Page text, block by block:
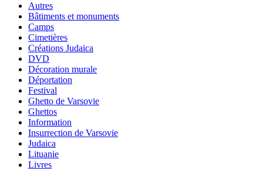
Autres
Bâtiments et monuments
Camps
Cimetières
Créations Judaica
DVD
Décoration murale
Déportation
Festival
Ghetto de Varsovie
Ghettos
Information
Insurrection de Varsovie
Judaica
Lituanie
Livres